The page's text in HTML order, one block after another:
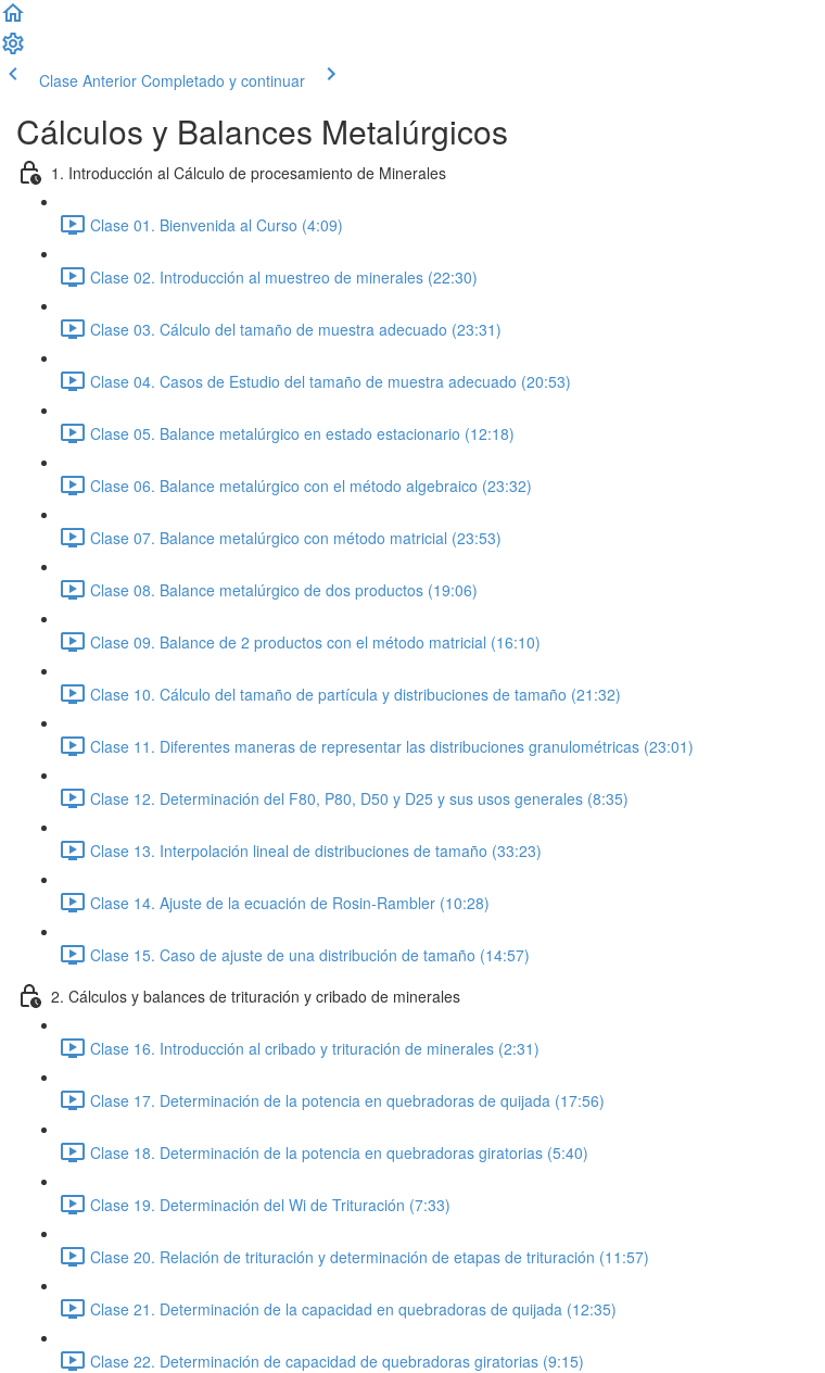
Clase Anterior Completado y continuar
Cálculos y Balances Metalúrgicos
1. Introducción al Cálculo de procesamiento de Minerales
Clase 01. Bienvenida al Curso (4:09)
Clase 02. Introducción al muestreo de minerales (22:30)
Clase 03. Cálculo del tamaño de muestra adecuado (23:31)
Clase 04. Casos de Estudio del tamaño de muestra adecuado (20:53)
Clase 05. Balance metalúrgico en estado estacionario (12:18)
Clase 06. Balance metalúrgico con el método algebraico (23:32)
Clase 07. Balance metalúrgico con método matricial (23:53)
Clase 08. Balance metalúrgico de dos productos (19:06)
Clase 09. Balance de 2 productos con el método matricial (16:10)
Clase 10. Cálculo del tamaño de partícula y distribuciones de tamaño (21:32)
Clase 11. Diferentes maneras de representar las distribuciones granulométricas (23:01)
Clase 12. Determinación del F80, P80, D50 y D25 y sus usos generales (8:35)
Clase 13. Interpolación lineal de distribuciones de tamaño (33:23)
Clase 14. Ajuste de la ecuación de Rosin-Rambler (10:28)
Clase 15. Caso de ajuste de una distribución de tamaño (14:57)
2. Cálculos y balances de trituración y cribado de minerales
Clase 16. Introducción al cribado y trituración de minerales (2:31)
Clase 17. Determinación de la potencia en quebradoras de quijada (17:56)
Clase 18. Determinación de la potencia en quebradoras giratorias (5:40)
Clase 19. Determinación del Wi de Trituración (7:33)
Clase 20. Relación de trituración y determinación de etapas de trituración (11:57)
Clase 21. Determinación de la capacidad en quebradoras de quijada (12:35)
Clase 22. Determinación de capacidad de quebradoras giratorias (9:15)